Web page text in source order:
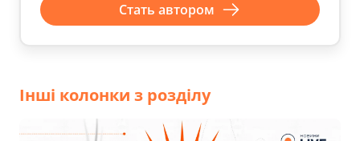
Стать автором
Інші колонки з розділу